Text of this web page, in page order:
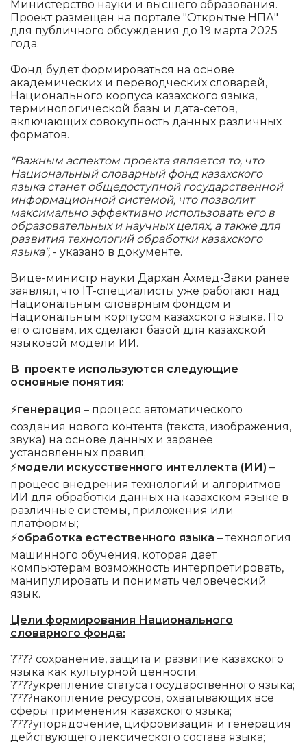
Министерство науки и высшего образования.
Проект размещен на портале "Открытые НПА"
для публичного обсуждения до 19 марта 2025
года.
Фонд будет формироваться на основе
академических и переводческих словарей,
Национального корпуса казахского языка,
терминологической базы и дата-сетов,
включающих совокупность данных различных
форматов.
"Важным аспектом проекта является то, что
Национальный словарный фонд казахского
языка станет общедоступной государственной
информационной системой, что позволит
максимально эффективно использовать его в
образовательных и научных целях, а также для
развития технологий обработки казахского
языка", - указано в документе.
Вице-министр науки Дархан Ахмед-Заки ранее
заявлял, что IT-специалисты уже работают над
Национальным словарным фондом и
Национальным корпусом казахского языка. По
его словам, их сделают базой для казахской
языковой модели ИИ.
В проекте используются следующие
основные понятия:
⚡генерация – процесс автоматического
создания нового контента (текста, изображения,
звука) на основе данных и заранее
установленных правил;
⚡модели искусственного интеллекта (ИИ) –
процесс внедрения технологий и алгоритмов
ИИ для обработки данных на казахском языке в
различные системы, приложения или
платформы;
⚡обработка естественного языка – технология
машинного обучения, которая дает
компьютерам возможность интерпретировать,
манипулировать и понимать человеческий
язык.
Цели формирования Национального
словарного фонда:
???? сохранение, защита и развитие казахского
языка как культурной ценности;
????укрепление статуса государственного языка;
????накопление ресурсов, охватывающих все
сферы применения казахского языка;
????упорядочение, цифровизация и генерация
действующего лексического состава языка;